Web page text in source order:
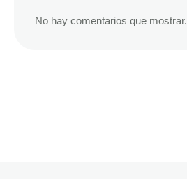
No hay comentarios que mostrar.